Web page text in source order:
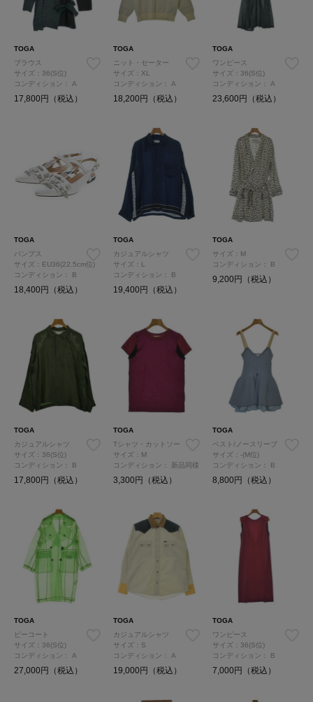
TOGA
ブラウス
サイズ：36(S位)
コンディション： A
17,800円（税込）
TOGA
ニット・セーター
サイズ：XL
コンディション： A
18,200円（税込）
TOGA
ワンピース
サイズ：36(S位)
コンディション： A
23,600円（税込）
TOGA
パンプス
サイズ：EU36(22.5cm位)
コンディション： B
18,400円（税込）
TOGA
カジュアルシャツ
サイズ：L
コンディション：
B
19,400円（税込）
TOGA
サイズ：M
コンディション：
B
9,200円（税込）
TOGA
カジュアルシャツ
サイズ：36(S位)
コンディション： B
17,800円（税込）
TOGA
Tシャツ・カットソー
サイズ：M
コンディション：
新品同様
3,300円（税込）
TOGA
ベスト/ノースリーブ
サイズ：-(M位)
コンディション：
B
8,800円（税込）
TOGA
ピーコート
サイズ：36(S位)
コンディション： A
27,000円（税込）
TOGA
カジュアルシャツ
サイズ：S
コンディション： A
19,000円（税込）
TOGA
ワンピース
サイズ：36(S位)
コンディション：
B
7,000円（税込）